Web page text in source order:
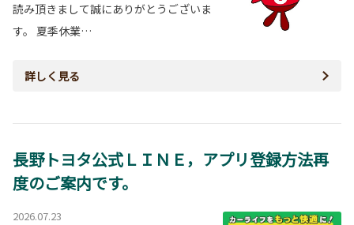
読み頂きまして誠にありがとうございま
す。 夏季休業…
詳しく見る
長野トヨタ公式ＬＩＮＥ，アプリ登録方法再
度のご案内です。
2026.07.23